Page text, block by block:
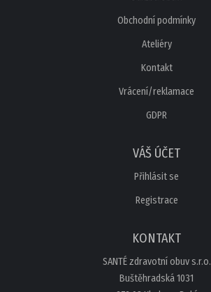
Obchodní podmínky
Ateliéry
Kontakt
Vrácení/reklamace
GDPR
VÁŠ ÚČET
Přihlásit se
Registrace
KONTAKT
SANTÉ zdravotní obuv s.r.o.
Buštěhradská 1031